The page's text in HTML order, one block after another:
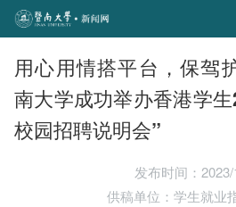
用心用情搭平台，保
南大学成功举办香港学
校园招聘说明会”
发布时间：2023/
供稿单位：学生就业